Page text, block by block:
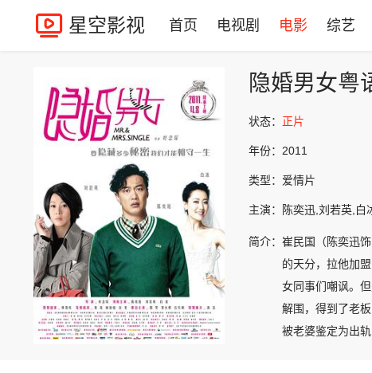
星空影视 首页 电视剧 电影 综艺
隐婚男女粤
状态： 正片
年份： 2011
类型： 爱情片
主演： 陈奕迅,刘若英,白
简介： 崔民国（陈奕迅
的天分，拉他加
女同事们嘲讽。
解围，得到了老
被老婆鉴定为出